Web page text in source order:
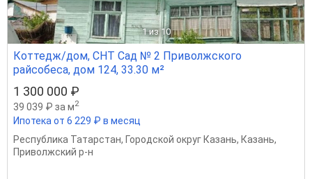
1 из 10
Коттедж/дом, СНТ Сад № 2 Приволжского
райсобеса, дом 124, 33.30 м²
1 300 000 ₽
39 039 ₽ за м2
Ипотека от 6 229 ₽ в месяц
Республика Татарстан, Городской округ Казань, Казань,
Приволжский р-н